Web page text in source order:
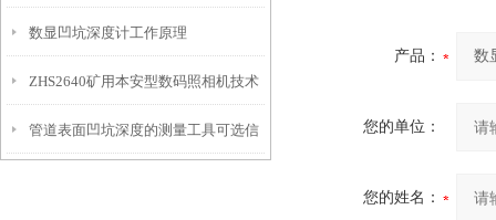
强度测定仪技术参数！
数显凹坑深度计工作原理
ZHS2640矿用本安型数码照相机技术
参数！
管道表面凹坑深度的测量工具可选信
产品：
您的单位：
您的姓名：